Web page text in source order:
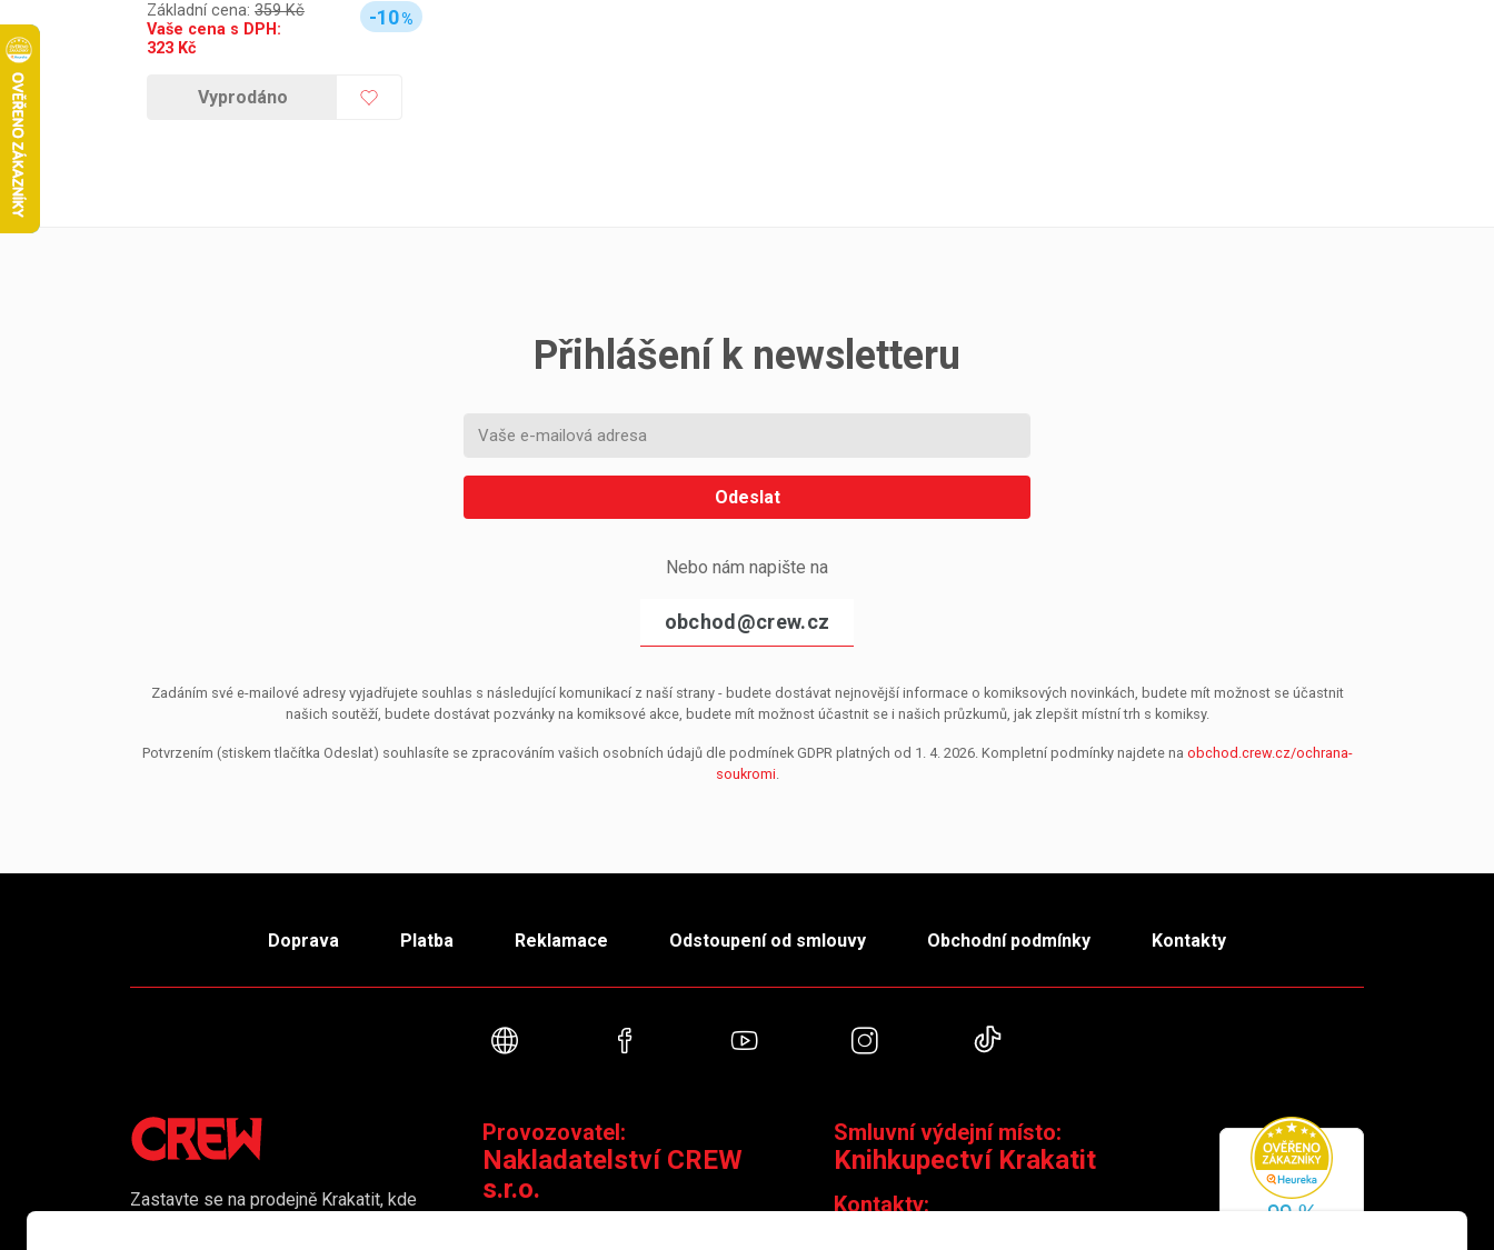
Základní cena: 359 Kč
Vaše cena s DPH:
323 Kč
-10%
Vyprodáno
Přihlášení k newsletteru
Odeslat
Nebo nám napište na
obchod@crew.cz
Zadáním své e-mailové adresy vyjadřujete souhlas s následující komunikací z naší strany - budete dostávat nejnovější informace o komiksových novinkách, budete mít možnost se účastnit
našich soutěží, budete dostávat pozvánky na komiksové akce, budete mít možnost účastnit se i našich průzkumů, jak zlepšit místní trh s komiksy.
Potvrzením (stiskem tlačítka Odeslat) souhlasíte se zpracováním vašich osobních údajů dle podmínek GDPR platných od 1. 4. 2026. Kompletní podmínky najdete na obchod.crew.cz/ochrana-
soukromi.
Doprava Platba Reklamace Odstoupení od smlouvy Obchodní podmínky Kontakty
Webové stránkyFacebookYouTube Instagram
Zastavte se na prodejně Krakatit, kde
Provozovatel:
Nakladatelství CREW
s.r.o.
Smluvní výdejní místo:
Knihkupectví Krakatit
Kontakty: